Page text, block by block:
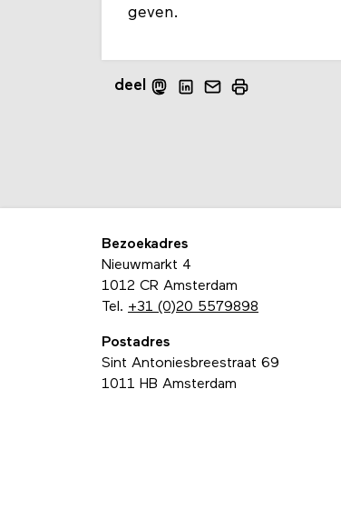
geven.
deel
Bezoekadres
Nieuwmarkt 4
1012 CR Amsterdam
Tel. +31 (0)20 5579898
Postadres
Sint Antoniesbreestraat 69
1011 HB Amsterdam